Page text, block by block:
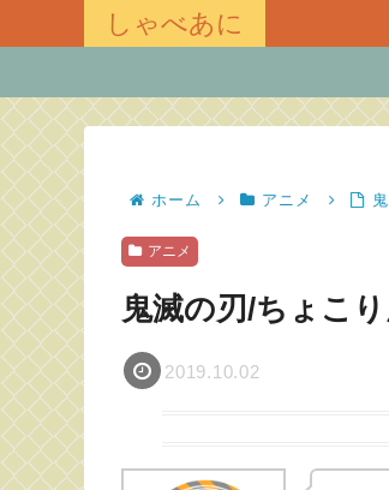
しゃべあに
ホーム アニメ
アニメ
鬼滅の刃/ちょこ
2019.10.02